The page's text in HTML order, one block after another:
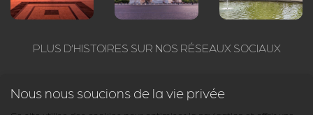
PLUS D’HISTOIRES SUR NOS RÉSEAUX SOCIAUX
sociaux. Nous publions des contenus exclusifs sur Facebook,
Instagram, Twitter et Pinterest. Rejoignez notre communauté du
Nous nous soucions de la vie privée